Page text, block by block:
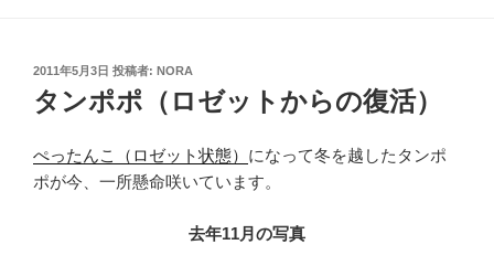
投
稿
日:
2011年5月3日 投稿者: NORA
タンポポ（ロゼットからの復活）
ぺったんこ（ロゼット状態） になって冬を越したタンポ
ポが今、一所懸命咲いています。
去年11月の写真